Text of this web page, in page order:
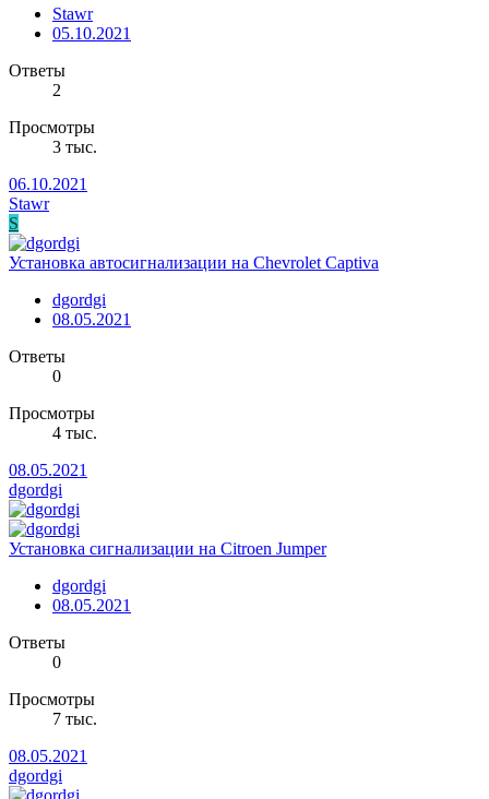
Stawr
05.10.2021
Ответы
2
Просмотры
3 тыс.
06.10.2021
Stawr
S
Установка автосигнализации на Chevrolet Captiva
dgordgi
08.05.2021
Ответы
0
Просмотры
4 тыс.
08.05.2021
dgordgi
Установка сигнализации на Citroen Jumper
dgordgi
08.05.2021
Ответы
0
Просмотры
7 тыс.
08.05.2021
dgordgi